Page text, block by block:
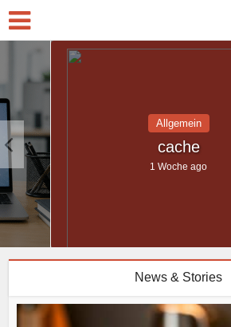
Allgemein
cache
1 Woche ago
News & Stories